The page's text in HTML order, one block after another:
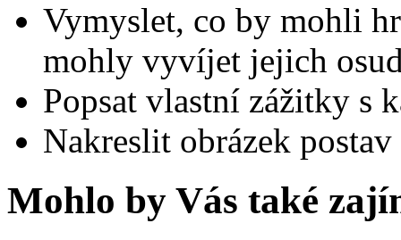
Vymyslet, co by mohli
mohly vyvíjet jejich
Popsat vlastní zážitky s
Nakreslit obrázek
Mohlo by Vás také